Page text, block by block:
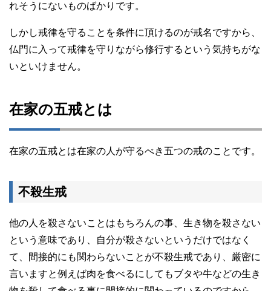
れそうにないものばかりです。
しかし戒律を守ることを条件に頂けるのが戒名ですから、
仏門に入って戒律を守りながら修行するという気持ちがな
いといけません。
在家の五戒とは
在家の五戒とは在家の人が守るべき五つの戒のことです。
不殺生戒
他の人を殺さないことはもちろんの事、生き物を殺さない
という意味であり、自分が殺さないというだけではなく
て、間接的にも関わらないことが不殺生戒であり、厳密に
言いますと例えば肉を食べるにしてもブタや牛などの生き